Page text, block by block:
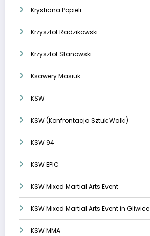
Krystiana Popieli
Krzysztof Radzikowski
Krzysztof Stanowski
Ksawery Masiuk
KSW
KSW (Konfrontacja Sztuk Walki)
KSW 94
KSW EPIC
KSW Mixed Martial Arts Event
KSW Mixed Martial Arts Event in Gliwice
KSW MMA